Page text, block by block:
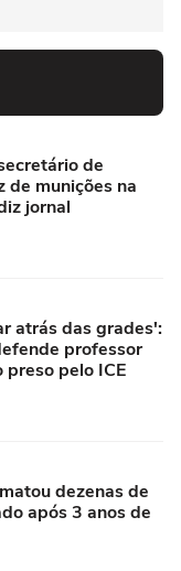
de
de munições na
jornal
atrás das grades':
professor
pelo ICE
dezenas de
após 3 anos de